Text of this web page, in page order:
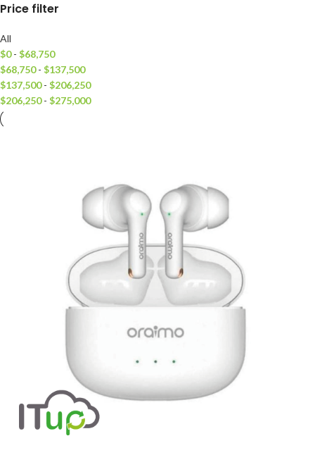
Price filter
All
$0- $68,750
$68,750- $137,500
$137,500- $206,250
$206,250- $275,000